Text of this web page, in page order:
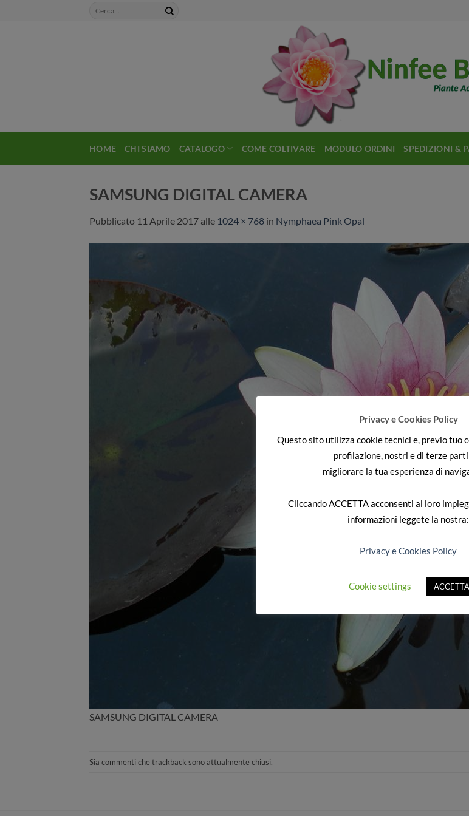
HOME CHI SIAMO CATALOGO COME COLTIVARE MODULO ORDINI SPEDIZIONI &
SAMSUNG DIGITAL CAMERA
Pubblicato 11 Aprile 2017 alle 1024 × 768 in Nymphaea Pink Opal
SAMSUNG DIGITAL CAMERA
Sia commenti che trackback sono attualmente chiusi.
Privacy e Cookies Policy
Questo sito utilizza cookie tecnici e, previo tuo
profilazione, nostri e di terze
migliorare la tua esperienza di
CliccandoACCETTAacconsenti al loro
informazioni leggete la nostra:
Privacy e Cookies Policy
Cookie settings ACCETTA